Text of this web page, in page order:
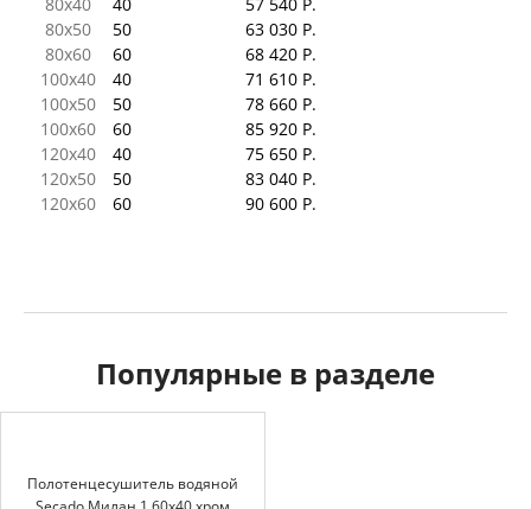
80x50
50
63 030 Р.
80x60
60
68 420 Р.
100x40
40
71 610 Р.
100x50
50
78 660 Р.
100x60
60
85 920 Р.
120x40
40
75 650 Р.
120x50
50
83 040 Р.
120x60
60 90 600 Р.
Популярные в разделе
Полотенцесушитель водяной